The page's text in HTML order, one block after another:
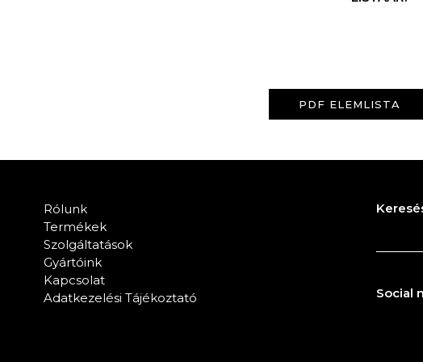
PDF ELEMLISTA
Rólunk
Termékek
Szolgáltatások
Gyártóink
Kapcsolat
Adatkezelési Tájékoztató
Social